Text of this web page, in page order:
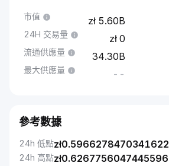
市值 5.60B
24H 交易量 0
流通供應量 34.30B
最大供應量 --
參考數據
24h 低點zł0.5966278470341622
24h 高點zł0.6267756047445596